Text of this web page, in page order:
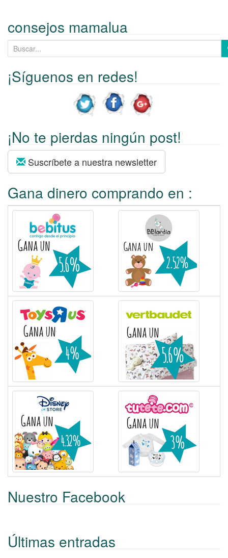
consejos mamalua
u
c
o
r
¡Síguenos en redes!
¡No te pierdas ningún post!
Suscríbete a nuestra newsletter
Gana dinero comprando en :
Nuestro Facebook
Últimas entradas